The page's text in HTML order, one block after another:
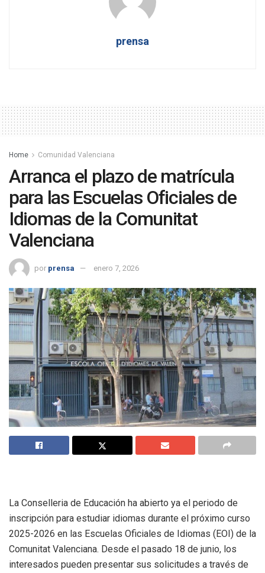
prensa
Home Comunidad Valenciana
Arranca el plazo de matrícula
para las Escuelas Oficiales de
Idiomas de la Comunitat
Valenciana
por prensa enero 7, 2026
La Conselleria de Educación ha abierto ya el periodo de
inscripción para estudiar idiomas durante el próximo curso
2025-2026 en las Escuelas Oficiales de Idiomas (EOI) de la
Comunitat Valenciana. Desde el pasado 18 de junio, los
interesados pueden presentar sus solicitudes a través de